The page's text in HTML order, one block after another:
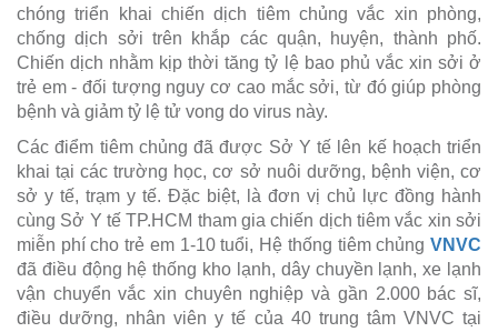
chóng triển khai chiến dịch tiêm chủng vắc xin phòng,
chống dịch sởi trên khắp các quận, huyện, thành phố.
Chiến dịch nhằm kịp thời tăng tỷ lệ bao phủ vắc xin sởi ở
trẻ em - đối tượng nguy cơ cao mắc sởi, từ đó giúp phòng
bệnh và giảm tỷ lệ tử vong do virus này.
Các điểm tiêm chủng đã được Sở Y tế lên kế hoạch triển
khai tại các trường học, cơ sở nuôi dưỡng, bệnh viện, cơ
sở y tế, trạm y tế. Đặc biệt, là đơn vị chủ lực đồng hành
cùng Sở Y tế TP.HCM tham gia chiến dịch tiêm vắc xin sởi
miễn phí cho trẻ em 1-10 tuổi, Hệ thống tiêm chủng VNVC
đã điều động hệ thống kho lạnh, dây chuyền lạnh, xe lạnh
vận chuyển vắc xin chuyên nghiệp và gần 2.000 bác sĩ,
điều dưỡng, nhân viên y tế của 40 trung tâm VNVC tại